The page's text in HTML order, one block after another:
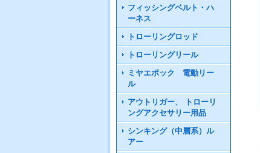
フィッシングベルト・ハ
ーネス
トローリングロッド
トローリングリール
ミヤエポック 電動リー
ル
アウトリガー、 トローリ
ングアクセサリー用品
シンキング（中層系）ル
アー